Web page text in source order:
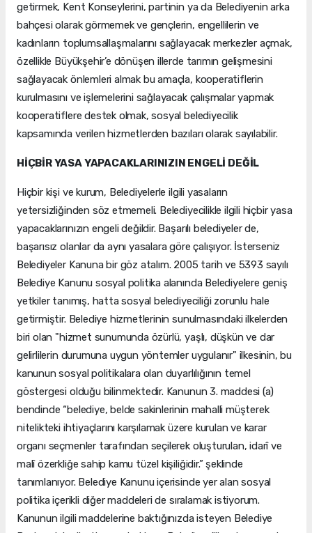
getirmek, Kent Konseylerini, partinin ya da Belediyenin arka
bahçesi olarak görmemek ve gençlerin, engellilerin ve
kadınların toplumsallaşmalarını sağlayacak merkezler açmak,
özellikle Büyükşehir’e dönüşen illerde tarımın gelişmesini
sağlayacak önlemleri almak bu amaçla, kooperatiflerin
kurulmasını ve işlemelerini sağlayacak çalışmalar yapmak
kooperatiflere destek olmak, sosyal belediyecilik
kapsamında verilen hizmetlerden bazıları olarak sayılabilir.
HİÇBİR YASA YAPACAKLARINIZIN ENGELİ DEĞİL
Hiçbir kişi ve kurum, Belediyelerle ilgili yasaların
yetersizliğinden söz etmemeli. Belediyecilikle ilgili hiçbir yasa
yapacaklarınızın engeli değildir. Başarılı belediyeler de,
başarısız olanlar da aynı yasalara göre çalışıyor. İsterseniz
Belediyeler Kanuna bir göz atalım. 2005 tarih ve 5393 sayılı
Belediye Kanunu sosyal politika alanında Belediyelere geniş
yetkiler tanımış, hatta sosyal belediyeciliği zorunlu hale
getirmiştir. Belediye hizmetlerinin sunulmasındaki ilkelerden
biri olan "hizmet sunumunda özürlü, yaşlı, düşkün ve dar
gelirlilerin durumuna uygun yöntemler uygulanır" ilkesinin, bu
kanunun sosyal politikalara olan duyarlılığının temel
göstergesi olduğu bilinmektedir. Kanunun 3. maddesi (a)
bendinde “belediye, belde sakinlerinin mahalli müşterek
nitelikteki ihtiyaçlarını karşılamak üzere kurulan ve karar
organı seçmenler tarafından seçilerek oluşturulan, idarî ve
malî özerkliğe sahip kamu tüzel kişiliğidir.” şeklinde
tanımlanıyor. Belediye Kanunu içerisinde yer alan sosyal
politika içerikli diğer maddeleri de sıralamak istiyorum.
Kanunun ilgili maddelerine baktığınızda isteyen Belediye